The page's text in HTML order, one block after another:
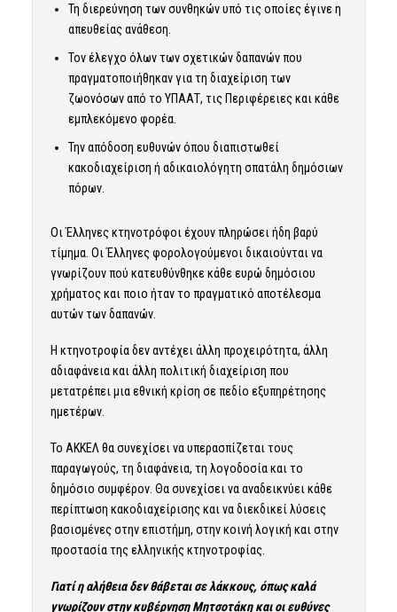
Τη διερεύνηση των συνθηκών υπό τις οποίες έγινε η
απευθείας ανάθεση.
Τον έλεγχο όλων των σχετικών δαπανών που
πραγματοποιήθηκαν για τη διαχείριση των
ζωονόσων από το ΥΠΑΑΤ, τις Περιφέρειες και κάθε
εμπλεκόμενο φορέα.
Την απόδοση ευθυνών όπου διαπιστωθεί
κακοδιαχείριση ή αδικαιολόγητη σπατάλη δημόσιων
πόρων.
Οι Έλληνες κτηνοτρόφοι έχουν πληρώσει ήδη βαρύ
τίμημα. Οι Έλληνες φορολογούμενοι δικαιούνται να
γνωρίζουν πού κατευθύνθηκε κάθε ευρώ δημόσιου
χρήματος και ποιο ήταν το πραγματικό αποτέλεσμα
αυτών των δαπανών.
Η κτηνοτροφία δεν αντέχει άλλη προχειρότητα, άλλη
αδιαφάνεια και άλλη πολιτική διαχείριση που
μετατρέπει μια εθνική κρίση σε πεδίο εξυπηρέτησης
ημετέρων.
Το ΑΚΚΕΛ θα συνεχίσει να υπερασπίζεται τους
παραγωγούς, τη διαφάνεια, τη λογοδοσία και το
δημόσιο συμφέρον. Θα συνεχίσει να αναδεικνύει κάθε
περίπτωση κακοδιαχείρισης και να διεκδικεί λύσεις
βασισμένες στην επιστήμη, στην κοινή λογική και στην
προστασία της ελληνικής κτηνοτροφίας.
Γιατί η αλήθεια δεν θάβεται σε λάκκους, όπως καλά
γνωρίζουν στην κυβέρνηση Μητσοτάκη και οι ευθύνες